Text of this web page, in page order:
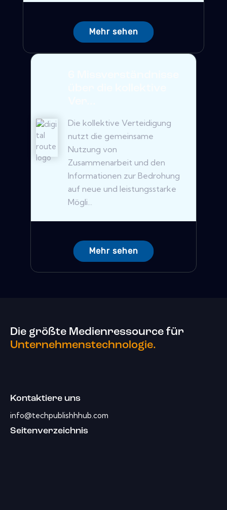
Mehr sehen
Die kollektive Verteidigung
nutzt die gemeinsame
Nutzung von
Zusammenarbeit und den
Informationen zur Bedrohung
auf neue und leistungsstarke
Mögli...
Mehr sehen
Die größte Medienressource für
Unternehmenstechnologie.
Kontaktiere uns
info@techpublishhhub.com
Seitenverzeichnis